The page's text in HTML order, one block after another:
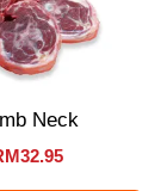
Neck
32.95